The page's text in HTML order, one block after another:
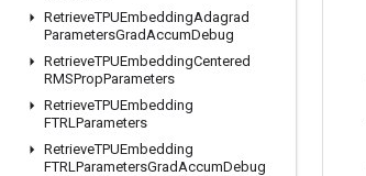
RetrieveTPUEmbeddingAdagrad
ParametersGradAccumDebug
RetrieveTPUEmbeddingCentered
RMSPropParameters
RetrieveTPUEmbedding
FTRLParameters
RetrieveTPUEmbedding
FTRLParametersGradAccumDebug